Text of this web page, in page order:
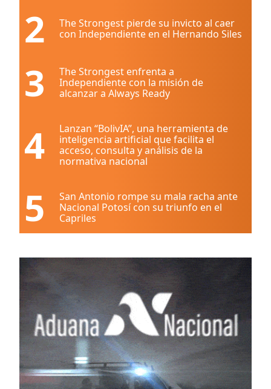
2
The Strongest pierde su invicto al caer
con Independiente en el Hernando Siles
3
The Strongest enfrenta a
Independiente con la misión de
alcanzar a Always Ready
4
Lanzan “BolivIA”, una herramienta de
inteligencia artificial que facilita el
acceso, consulta y análisis de la
normativa nacional
5
San Antonio rompe su mala racha ante
Nacional Potosí con su triunfo en el
Capriles